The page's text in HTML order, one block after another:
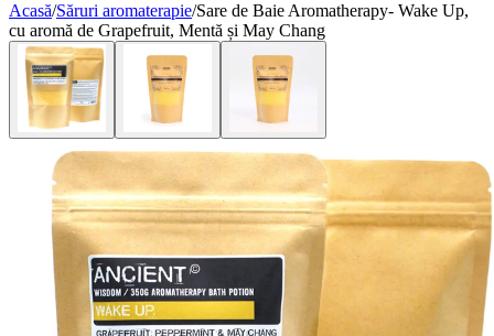
Acasă/Săruri aromaterapie/Sare de Baie Aromatherapy- Wake Up,
cu aromă de Grapefruit, Mentă și May Chang